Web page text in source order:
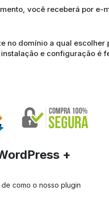
você receberá por
no domínio a qual
e configuração é
+
como o nosso plugin